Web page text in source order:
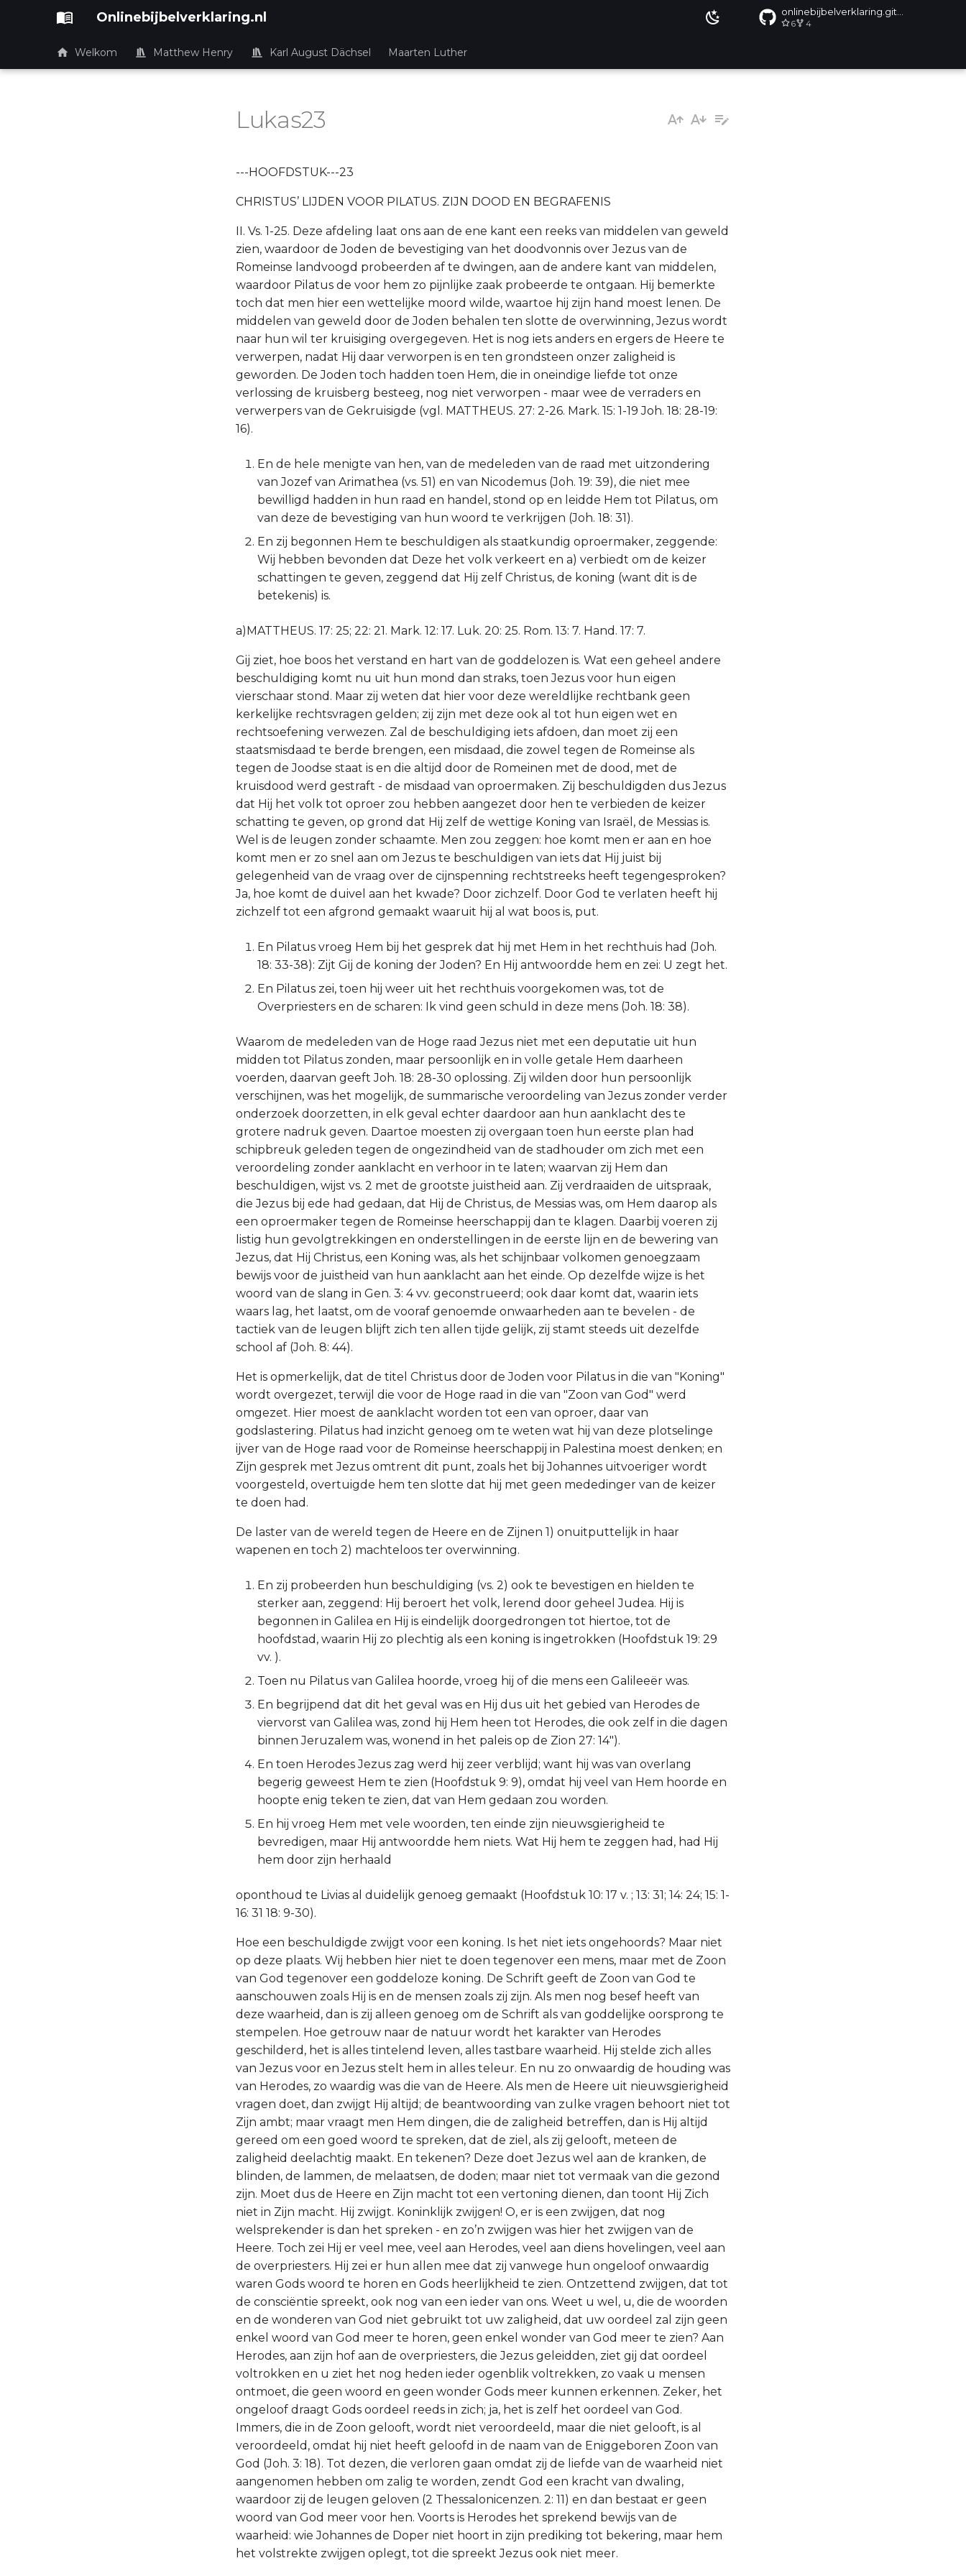
Onlinebijbelverklaring.nl 6 4
Welkom Matthew Henry Karl August Dächsel Maarten Luther
Lukas23
---HOOFDSTUK---23
CHRISTUS’ LIJDEN VOOR PILATUS. ZIJN DOOD EN BEGRAFENIS
II. Vs. 1-25. Deze afdeling laat ons aan de ene kant een reeks van middelen van geweld
zien, waardoor de Joden de bevestiging van het doodvonnis over Jezus van de
Romeinse landvoogd probeerden af te dwingen, aan de andere kant van middelen,
waardoor Pilatus de voor hem zo pijnlijke zaak probeerde te ontgaan. Hij bemerkte
toch dat men hier een wettelijke moord wilde, waartoe hij zijn hand moest lenen. De
middelen van geweld door de Joden behalen ten slotte de overwinning, Jezus wordt
naar hun wil ter kruisiging overgegeven. Het is nog iets anders en ergers de Heere te
verwerpen, nadat Hij daar verworpen is en ten grondsteen onzer zaligheid is
geworden. De Joden toch hadden toen Hem, die in oneindige liefde tot onze
verlossing de kruisberg besteeg, nog niet verworpen - maar wee de verraders en
verwerpers van de Gekruisigde (vgl. MATTHEUS. 27: 2-26. Mark. 15: 1-19 Joh. 18: 28-19:
16).
En de hele menigte van hen, van de medeleden van de raad met uitzondering
van Jozef van Arimathea (vs. 51) en van Nicodemus (Joh. 19: 39), die niet mee
bewilligd hadden in hun raad en handel, stond op en leidde Hem tot Pilatus, om
van deze de bevestiging van hun woord te verkrijgen (Joh. 18: 31).
En zij begonnen Hem te beschuldigen als staatkundig oproermaker, zeggende:
Wij hebben bevonden dat Deze het volk verkeert en a) verbiedt om de keizer
schattingen te geven, zeggend dat Hij zelf Christus, de koning (want dit is de
betekenis) is.
a)MATTHEUS. 17: 25; 22: 21. Mark. 12: 17. Luk. 20: 25. Rom. 13: 7. Hand. 17: 7.
Gij ziet, hoe boos het verstand en hart van de goddelozen is. Wat een geheel andere
beschuldiging komt nu uit hun mond dan straks, toen Jezus voor hun eigen
vierschaar stond. Maar zij weten dat hier voor deze wereldlijke rechtbank geen
kerkelijke rechtsvragen gelden; zij zijn met deze ook al tot hun eigen wet en
rechtsoefening verwezen. Zal de beschuldiging iets afdoen, dan moet zij een
staatsmisdaad te berde brengen, een misdaad, die zowel tegen de Romeinse als
tegen de Joodse staat is en die altijd door de Romeinen met de dood, met de
kruisdood werd gestraft - de misdaad van oproermaken. Zij beschuldigden dus Jezus
dat Hij het volk tot oproer zou hebben aangezet door hen te verbieden de keizer
schatting te geven, op grond dat Hij zelf de wettige Koning van Israël, de Messias is.
Wel is de leugen zonder schaamte. Men zou zeggen: hoe komt men er aan en hoe
komt men er zo snel aan om Jezus te beschuldigen van iets dat Hij juist bij
gelegenheid van de vraag over de cijnspenning rechtstreeks heeft tegengesproken?
Ja, hoe komt de duivel aan het kwade? Door zichzelf. Door God te verlaten heeft hij
zichzelf tot een afgrond gemaakt waaruit hij al wat boos is, put.
En Pilatus vroeg Hem bij het gesprek dat hij met Hem in het rechthuis had (Joh.
18: 33-38): Zijt Gij de koning der Joden? En Hij antwoordde hem en zei: U zegt het.
En Pilatus zei, toen hij weer uit het rechthuis voorgekomen was, tot de
Overpriesters en de scharen: Ik vind geen schuld in deze mens (Joh. 18: 38).
Waarom de medeleden van de Hoge raad Jezus niet met een deputatie uit hun
midden tot Pilatus zonden, maar persoonlijk en in volle getale Hem daarheen
voerden, daarvan geeft Joh. 18: 28-30 oplossing. Zij wilden door hun persoonlijk
verschijnen, was het mogelijk, de summarische veroordeling van Jezus zonder verder
onderzoek doorzetten, in elk geval echter daardoor aan hun aanklacht des te
grotere nadruk geven. Daartoe moesten zij overgaan toen hun eerste plan had
schipbreuk geleden tegen de ongezindheid van de stadhouder om zich met een
veroordeling zonder aanklacht en verhoor in te laten; waarvan zij Hem dan
beschuldigen, wijst vs. 2 met de grootste juistheid aan. Zij verdraaiden de uitspraak,
die Jezus bij ede had gedaan, dat Hij de Christus, de Messias was, om Hem daarop als
een oproermaker tegen de Romeinse heerschappij dan te klagen. Daarbij voeren zij
listig hun gevolgtrekkingen en onderstellingen in de eerste lijn en de bewering van
Jezus, dat Hij Christus, een Koning was, als het schijnbaar volkomen genoegzaam
bewijs voor de juistheid van hun aanklacht aan het einde. Op dezelfde wijze is het
woord van de slang in Gen. 3: 4 vv. geconstrueerd; ook daar komt dat, waarin iets
waars lag, het laatst, om de vooraf genoemde onwaarheden aan te bevelen - de
tactiek van de leugen blijft zich ten allen tijde gelijk, zij stamt steeds uit dezelfde
school af (Joh. 8: 44).
Het is opmerkelijk, dat de titel Christus door de Joden voor Pilatus in die van "Koning"
wordt overgezet, terwijl die voor de Hoge raad in die van "Zoon van God" werd
omgezet. Hier moest de aanklacht worden tot een van oproer, daar van
godslastering. Pilatus had inzicht genoeg om te weten wat hij van deze plotselinge
ijver van de Hoge raad voor de Romeinse heerschappij in Palestina moest denken; en
Zijn gesprek met Jezus omtrent dit punt, zoals het bij Johannes uitvoeriger wordt
voorgesteld, overtuigde hem ten slotte dat hij met geen mededinger van de keizer
te doen had.
De laster van de wereld tegen de Heere en de Zijnen 1) onuitputtelijk in haar
wapenen en toch 2) machteloos ter overwinning.
En zij probeerden hun beschuldiging (vs. 2) ook te bevestigen en hielden te
sterker aan, zeggend: Hij beroert het volk, lerend door geheel Judea. Hij is
begonnen in Galilea en Hij is eindelijk doorgedrongen tot hiertoe, tot de
hoofdstad, waarin Hij zo plechtig als een koning is ingetrokken (Hoofdstuk 19: 29
vv. ).
Toen nu Pilatus van Galilea hoorde, vroeg hij of die mens een Galileeër was.
En begrijpend dat dit het geval was en Hij dus uit het gebied van Herodes de
viervorst van Galilea was, zond hij Hem heen tot Herodes, die ook zelf in die dagen
binnen Jeruzalem was, wonend in het paleis op de Zion 27: 14").
En toen Herodes Jezus zag werd hij zeer verblijd; want hij was van overlang
begerig geweest Hem te zien (Hoofdstuk 9: 9), omdat hij veel van Hem hoorde en
hoopte enig teken te zien, dat van Hem gedaan zou worden.
En hij vroeg Hem met vele woorden, ten einde zijn nieuwsgierigheid te
bevredigen, maar Hij antwoordde hem niets. Wat Hij hem te zeggen had, had Hij
hem door zijn herhaald
oponthoud te Livias al duidelijk genoeg gemaakt (Hoofdstuk 10: 17 v. ; 13: 31; 14: 24; 15: 1-
16: 31 18: 9-30).
Hoe een beschuldigde zwijgt voor een koning. Is het niet iets ongehoords? Maar niet
op deze plaats. Wij hebben hier niet te doen tegenover een mens, maar met de Zoon
van God tegenover een goddeloze koning. De Schrift geeft de Zoon van God te
aanschouwen zoals Hij is en de mensen zoals zij zijn. Als men nog besef heeft van
deze waarheid, dan is zij alleen genoeg om de Schrift als van goddelijke oorsprong te
stempelen. Hoe getrouw naar de natuur wordt het karakter van Herodes
geschilderd, het is alles tintelend leven, alles tastbare waarheid. Hij stelde zich alles
van Jezus voor en Jezus stelt hem in alles teleur. En nu zo onwaardig de houding was
van Herodes, zo waardig was die van de Heere. Als men de Heere uit nieuwsgierigheid
vragen doet, dan zwijgt Hij altijd; de beantwoording van zulke vragen behoort niet tot
Zijn ambt; maar vraagt men Hem dingen, die de zaligheid betreffen, dan is Hij altijd
gereed om een goed woord te spreken, dat de ziel, als zij gelooft, meteen de
zaligheid deelachtig maakt. En tekenen? Deze doet Jezus wel aan de kranken, de
blinden, de lammen, de melaatsen, de doden; maar niet tot vermaak van die gezond
zijn. Moet dus de Heere en Zijn macht tot een vertoning dienen, dan toont Hij Zich
niet in Zijn macht. Hij zwijgt. Koninklijk zwijgen! O, er is een zwijgen, dat nog
welsprekender is dan het spreken - en zo’n zwijgen was hier het zwijgen van de
Heere. Toch zei Hij er veel mee, veel aan Herodes, veel aan diens hovelingen, veel aan
de overpriesters. Hij zei er hun allen mee dat zij vanwege hun ongeloof onwaardig
waren Gods woord te horen en Gods heerlijkheid te zien. Ontzettend zwijgen, dat tot
de consciëntie spreekt, ook nog van een ieder van ons. Weet u wel, u, die de woorden
en de wonderen van God niet gebruikt tot uw zaligheid, dat uw oordeel zal zijn geen
enkel woord van God meer te horen, geen enkel wonder van God meer te zien? Aan
Herodes, aan zijn hof aan de overpriesters, die Jezus geleidden, ziet gij dat oordeel
voltrokken en u ziet het nog heden ieder ogenblik voltrekken, zo vaak u mensen
ontmoet, die geen woord en geen wonder Gods meer kunnen erkennen. Zeker, het
ongeloof draagt Gods oordeel reeds in zich; ja, het is zelf het oordeel van God.
Immers, die in de Zoon gelooft, wordt niet veroordeeld, maar die niet gelooft, is al
veroordeeld, omdat hij niet heeft geloofd in de naam van de Eniggeboren Zoon van
God (Joh. 3: 18). Tot dezen, die verloren gaan omdat zij de liefde van de waarheid niet
aangenomen hebben om zalig te worden, zendt God een kracht van dwaling,
waardoor zij de leugen geloven (2 Thessalonicenzen. 2: 11) en dan bestaat er geen
woord van God meer voor hen. Voorts is Herodes het sprekend bewijs van de
waarheid: wie Johannes de Doper niet hoort in zijn prediking tot bekering, maar hem
het volstrekte zwijgen oplegt, tot die spreekt Jezus ook niet meer.